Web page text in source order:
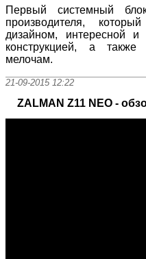
Первый системный
производителя,
дизайном, интересной
конструкцией, а
мелочам.
21-09-2015 12:22
ZALMAN Z11 NEO -